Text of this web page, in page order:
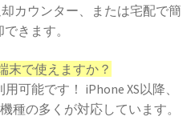
カウンター、または宅配で簡
きます。
末で使えますか？
可能です！ iPhone XS以降、
種の多くが対応しています。